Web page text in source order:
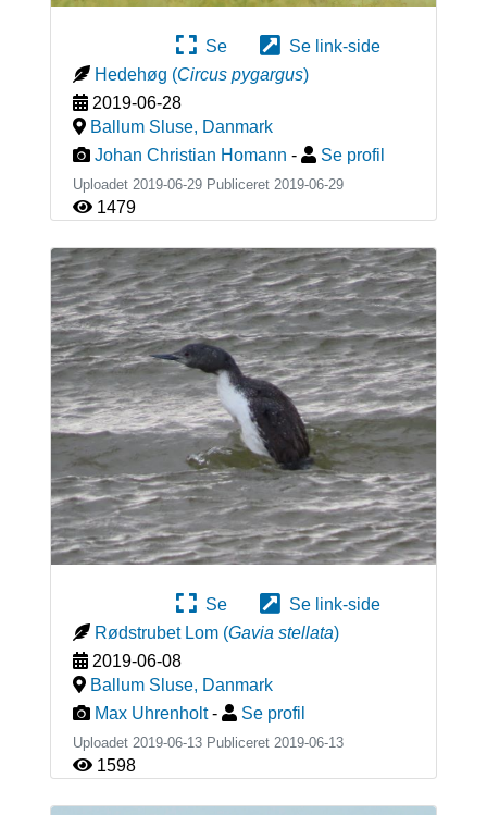
Se
Se link-side
Hedehøg (Circus pygargus)
2019-06-28
Ballum Sluse, Danmark
Johan Christian Homann - Se profil
Uploadet 2019-06-29 Publiceret 2019-06-29
1479
Se
Se link-side
Rødstrubet Lom (Gavia stellata)
2019-06-08
Ballum Sluse, Danmark
Max Uhrenholt - Se profil
Uploadet 2019-06-13 Publiceret 2019-06-13
1598